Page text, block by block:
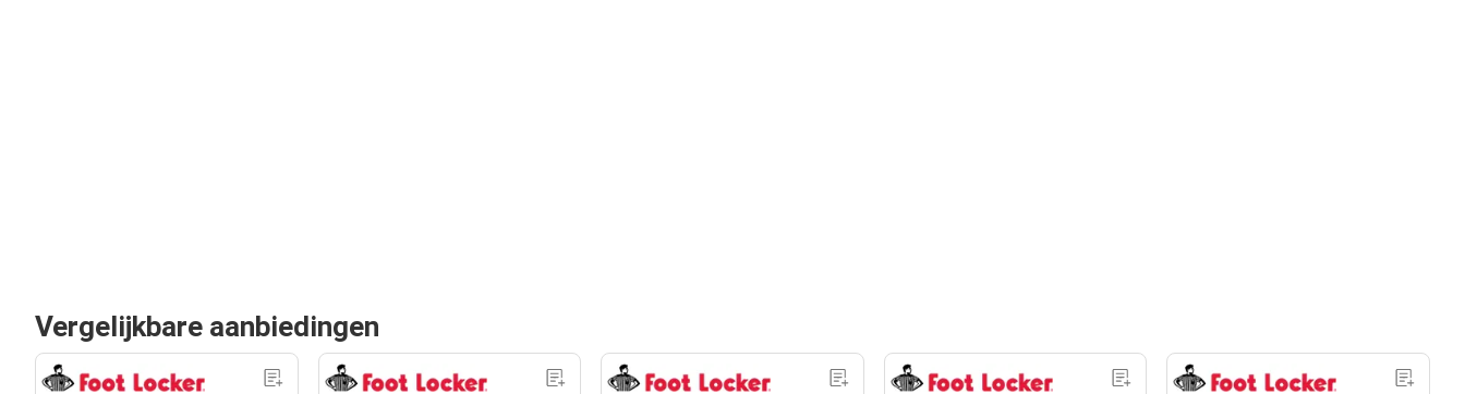
Vergelijkbare aanbiedingen